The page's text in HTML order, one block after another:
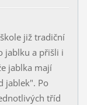
již tradiční
jablku a přišli i
jablka mají
jablek". Po
tříd